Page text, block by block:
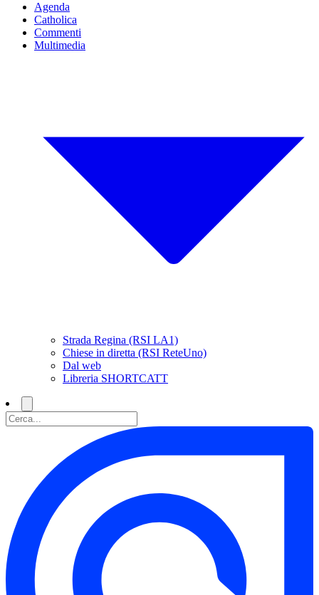
Agenda
Catholica
Commenti
Multimedia
Strada Regina (RSI LA1)
Chiese in diretta (RSI ReteUno)
Dal web
Libreria SHORTCATT